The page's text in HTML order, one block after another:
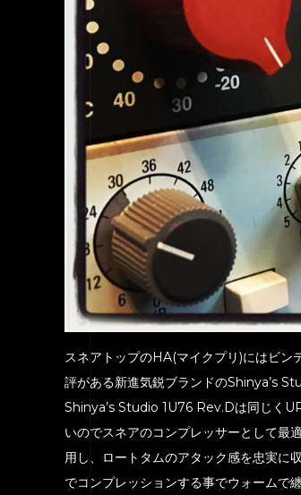
スネアトップのHA(マイクプリ)にはビ
評がある新進気鋭ブランドのShinya’s
Shinya’s Studio 1U76 Rev.Dは同じく
いのでスネアのコンプレッサーとして
用し、ロートタムのアタック感を忠実
でコンプレッションする事でウォーム